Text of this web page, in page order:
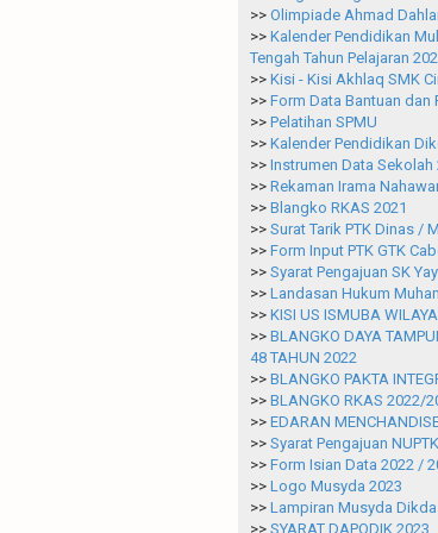
>> Olimpiade Ahmad
>> Kalender Pendidikan
Tengah Tahun Pelajaran
>> Kisi - Kisi Akhlaq SMK
>> Form Data Bantuan dan
>> Pelatihan SPMU
>> Kalender Pendidikan
>> Instrumen Data Sekolah
>> Rekaman Irama
>> Blangko RKAS 2021
>> Surat Tarik PTK Dinas /
>> Form Input PTK GTK
>> Syarat Pengajuan SK
>> Landasan Hukum
>> KISI US ISMUBA
>> BLANGKO DAYA
48 TAHUN 2022
>> BLANGKO PAKTA
>> BLANGKO RKAS 2022/
>> EDARAN
>> Syarat Pengajuan
>> Form Isian Data 2022 /
>> Logo Musyda 2023
>> Lampiran Musyda
>> SYARAT DAPODIK 2023